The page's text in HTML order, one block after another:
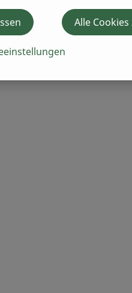
Getreidemühle seitlich
Alle